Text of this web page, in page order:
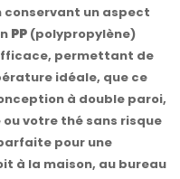
un aspect
PP (polypropylène)
permettant de
idéale, que ce
à double paroi,
votre thé sans risque
pour une
à la maison, au bureau